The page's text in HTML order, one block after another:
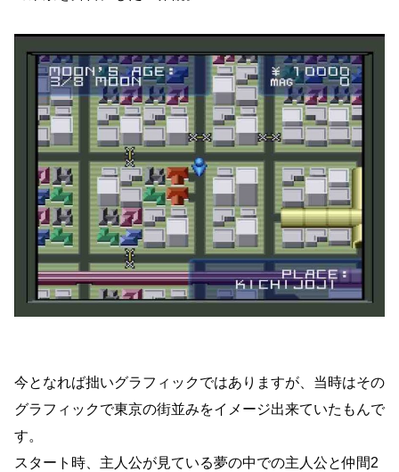
今となれば拙いグラフィックではありますが、当時はその
グラフィックで東京の街並みをイメージ出来ていたもんで
す。
スタート時、主人公が見ている夢の中での主人公と仲間2